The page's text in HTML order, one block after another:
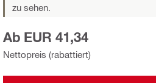
zu sehen.
Nettopreis (rabattiert)
Ab EUR 41,34